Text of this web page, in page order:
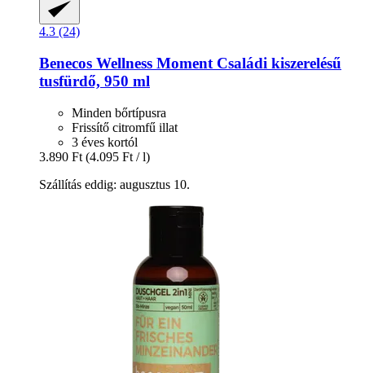
4.3 (24)
Benecos Wellness Moment Családi kiszerelésű
tusfürdő, 950 ml
Minden bőrtípusra
Frissítő citromfű illat
3 éves kortól
3.890 Ft (4.095 Ft / l)
Szállítás eddig: augusztus 10.